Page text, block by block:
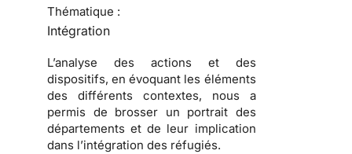
Thématique :
Intégration
L’analyse des actions et des
dispositifs, en évoquant les éléments
des différents contextes, nous a
permis de brosser un portrait des
départementset de leur implication
dans l’intégration des réfugiés.